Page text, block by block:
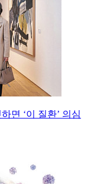
면 ‘이 질환’ 의심